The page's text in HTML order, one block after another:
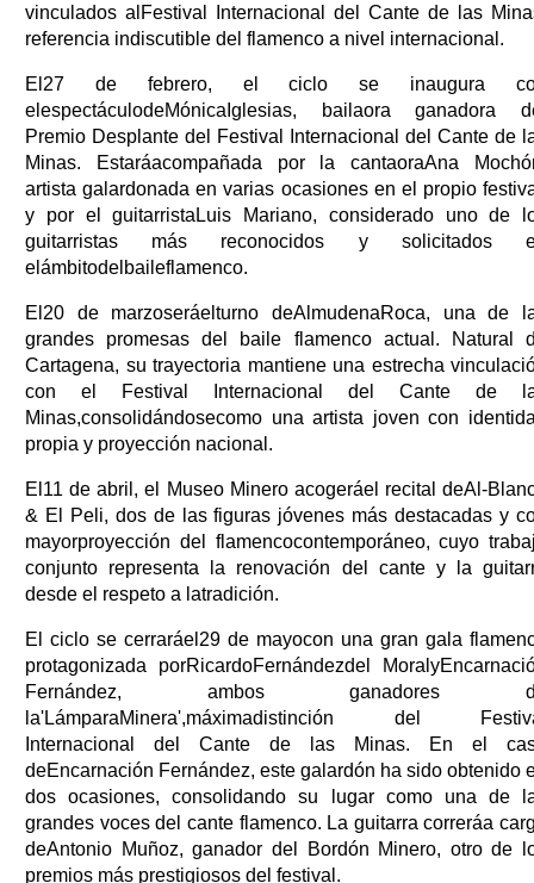
vinculados alFestival Internacional del Cante de las
referencia indiscutible del flamenco a nivel internacional.
El27 de febrero, el ciclo se inaugura
elespectáculodeMónicaIglesias, bailaora ganadora
Premio Desplante del Festival Internacional del Cante de
Minas. Estaráacompañada por la cantaoraAna
artista galardonada en varias ocasiones en el propio
y por el guitarristaLuis Mariano, considerado uno de
guitarristas más reconocidos y solicitados
elámbitodelbaileflamenco.
El20 de marzoseráelturno deAlmudenaRoca, una de
grandes promesas del baile flamenco actual. Natural
Cartagena, su trayectoria mantiene una estrecha
con el Festival Internacional del Cante de
Minas,consolidándosecomo una artista joven con
propia y proyección nacional.
El11 de abril, el Museo Minero acogeráel recital deAl-
& El Peli, dos de las figuras jóvenes más destacadas y
mayorproyección del flamencocontemporáneo, cuyo
conjunto representa la renovación del cante y la
desde el respeto a latradición.
El ciclo se cerraráel29 de mayocon una gran gala
protagonizada porRicardoFernándezdel
Fernández, ambos ganadores
la'LámparaMinera',máximadistinción del
Internacional del Cante de las Minas. En el
deEncarnación Fernández, este galardón ha sido obtenido
dos ocasiones, consolidando su lugar como una de
grandes voces del cante flamenco. La guitarra correráa
deAntonio Muñoz, ganador del Bordón Minero, otro de
premios más prestigiosos del festival.